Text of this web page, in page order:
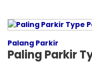
Palang Parkir
Paling Parkir